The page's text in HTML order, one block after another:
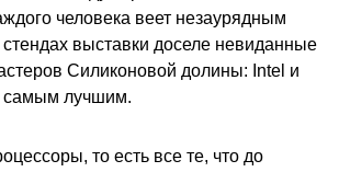
человека веет незаурядным
выставки доселе невиданные
Силиконовой долины: Intel и
самым лучшим.
то есть все те, что до